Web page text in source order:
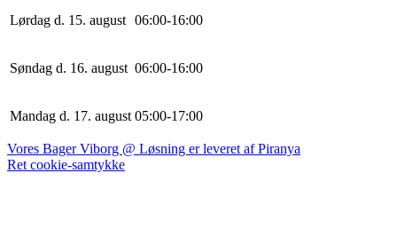
Lørdag d. 15. august 06:00-16:00
Søndag d. 16. august 06:00-16:00
Mandag d. 17. august 05:00-17:00
Vores Bager Viborg @ Løsning er leveret af Piranya
Ret cookie-samtykke